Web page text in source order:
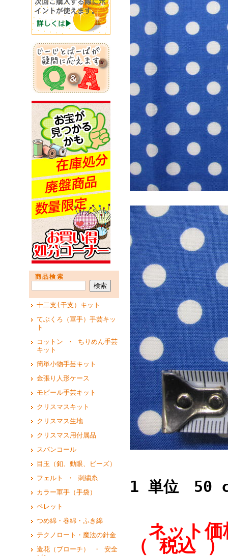
商品検索
十二支(干支）キット
てぶくろ（軍手）手芸キッ
ト
コットン ・ ちりめん手芸
キット
簡単小物手芸キット
金張り人形ケース
モビール手芸キット
クリスマスキット
クリスマス生地
クリスマス用付属品
スパンコール
目玉（釦、動眼、ビーズ）
フェルト ・ 刺繍糸
カラー軍手（手袋）
ペレット
つめ綿・巻綿・ふき綿
テクノロート・魔法の針金
造花（ブローチ） ・ 安全
1 単位 50
ネット
（ 税込 ）